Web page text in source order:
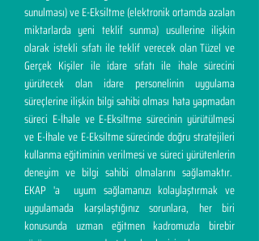
sunulması) ve E-Eksiltme (elektronik ortamda azalan
miktarlarda yeni teklif sunma) usullerine ilişkin
olarak istekli sıfatı ile teklif verecek olan Tüzel ve
Gerçek Kişiler ile idare sıfatı ile ihale sürecini
yürütecek olan idare personelinin uygulama
süreçlerine ilişkin bilgi sahibi olması hata yapmadan
süreci E-İhale ve E-Eksiltme sürecinin yürütülmesi
ve E-İhale ve E-Eksiltme sürecinde doğru stratejileri
kullanma eğitiminin verilmesi ve süreci yürütenlerin
deneyim ve bilgi sahibi olmalarını sağlamaktır.
EKAP 'a uyum sağlamanızı kolaylaştırmak ve
uygulamada karşılaştığınız sorunlara, her biri
konusunda uzman eğitmen kadromuzla birebir